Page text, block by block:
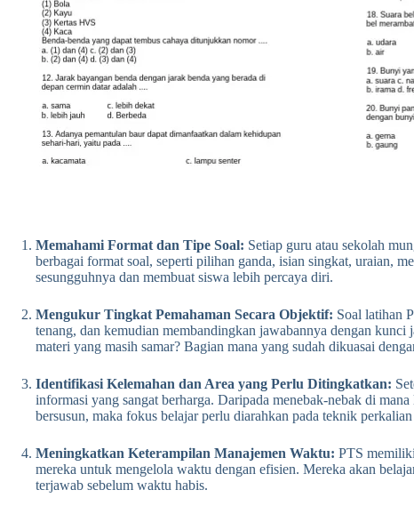
Memahami Format dan Tipe Soal: Setiap guru atau sekolah
berbagai format soal, seperti pilihan ganda, isian singkat, uraian,
sesungguhnya dan membuat siswa lebih percaya diri.
Mengukur Tingkat Pemahaman Secara Objektif: Soal latihan
tenang, dan kemudian membandingkan jawabannya dengan kunci
materi yang masih samar? Bagian mana yang sudah dikuasai
Identifikasi Kelemahan dan Area yang Perlu Ditingkatkan:
informasi yang sangat berharga. Daripada menebak-nebak di
bersusun, maka fokus belajar perlu diarahkan pada teknik perkalian
Meningkatkan Keterampilan Manajemen Waktu: PTS
mereka untuk mengelola waktu dengan efisien. Mereka akan
terjawab sebelum waktu habis.